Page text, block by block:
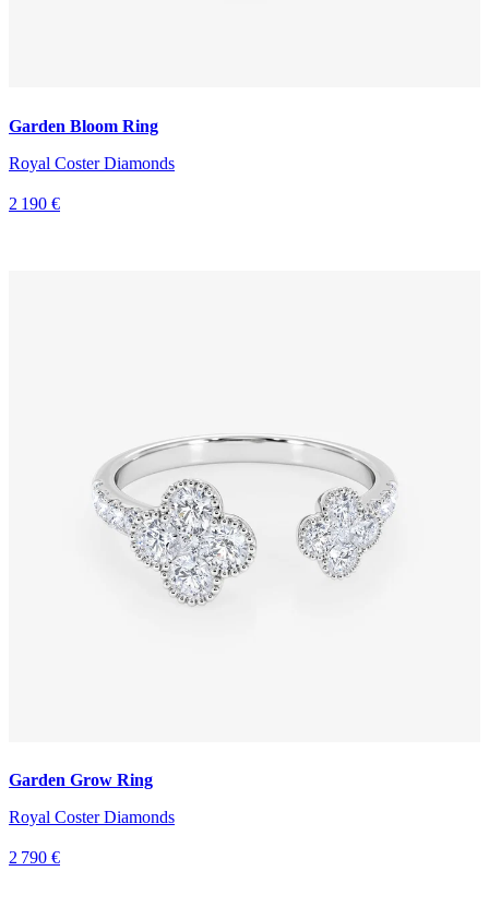
Garden Bloom Ring
Royal Coster Diamonds
2 190 €
Garden Grow Ring
Royal Coster Diamonds
2 790 €